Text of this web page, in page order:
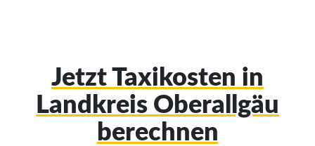
Jetzt Taxikosten in
Landkreis Oberallgäu
berechnen